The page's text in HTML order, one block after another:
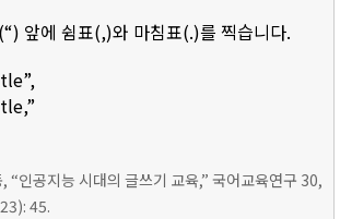
앞에 쉼표(,)와 마침표(.)를 찍습니다.
“인공지능 시대의 글쓰기 교육,” 국어교육연구 30,
45.